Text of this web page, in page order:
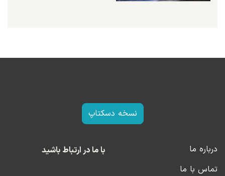
نسخه دسکتاپ
درباره ما
تماس با ما
با ما در ارتباط باشید